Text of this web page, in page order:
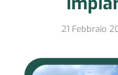
21 Febbraio